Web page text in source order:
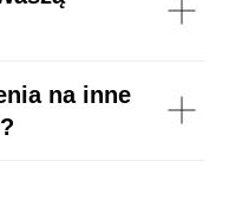
na inne